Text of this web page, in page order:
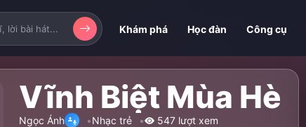
Khám phá Học đàn Công cụ
Vĩnh Biệt Mùa Hè
Ngọc Ánh Nhạc trẻ 547 lượt xem